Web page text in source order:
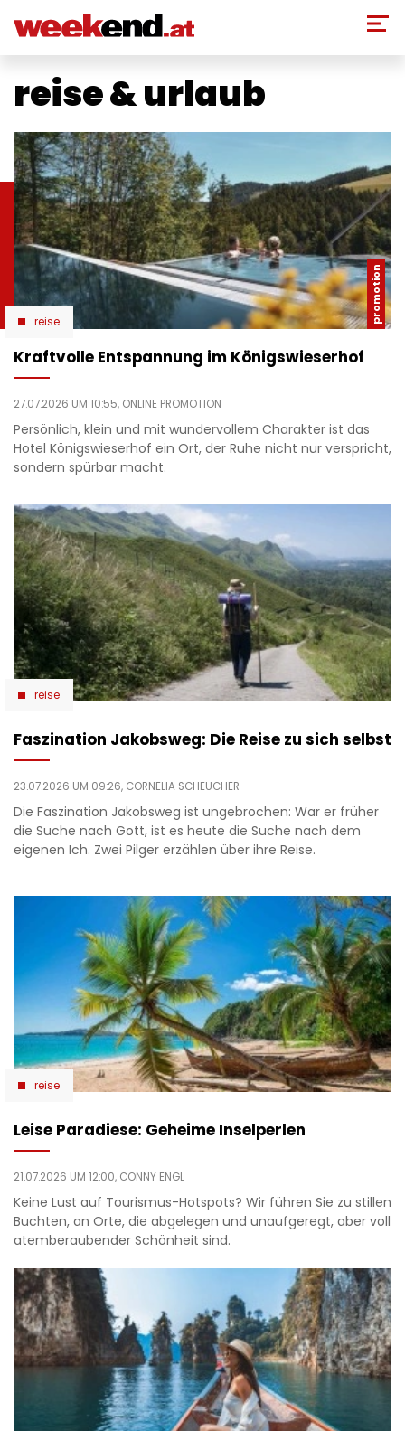
zum
reise & urlaub
reise
Kraftvolle Entspannung im Königswieserhof
27.07.2026 UM 10:55, ONLINE PROMOTION
Persönlich, klein und mit wundervollem Charakter ist das
Hotel Königswieserhof ein Ort, der Ruhe nicht nur verspricht,
sondern spürbar macht.
reise
Faszination Jakobsweg: Die Reise zu sich selbst
23.07.2026 UM 09:26, CORNELIA SCHEUCHER
Die Faszination Jakobsweg ist ungebrochen: War er früher
die Suche nach Gott, ist es heute die Suche nach dem
eigenen Ich. Zwei Pilger erzählen über ihre Reise.
reise
Leise Paradiese: Geheime Inselperlen
21.07.2026 UM 12:00, CONNY ENGL
Keine Lust auf Tourismus-Hotspots? Wir führen Sie zu stillen
Buchten, an Orte, die abgelegen und unaufgeregt, aber voll
atemberaubender Schönheit sind.